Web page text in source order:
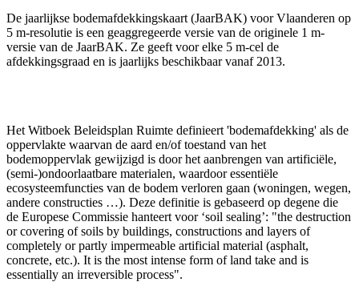
De jaarlijkse bodemafdekkingskaart (JaarBAK) voor Vlaanderen op
5 m-resolutie is een geaggregeerde versie van de originele 1 m-
versie van de JaarBAK. Ze geeft voor elke 5 m-cel de
afdekkingsgraad en is jaarlijks beschikbaar vanaf 2013.
Het Witboek Beleidsplan Ruimte definieert 'bodemafdekking' als de
oppervlakte waarvan de aard en/of toestand van het
bodemoppervlak gewijzigd is door het aanbrengen van artificiële,
(semi-)ondoorlaatbare materialen, waardoor essentiële
ecosysteemfuncties van de bodem verloren gaan (woningen, wegen,
andere constructies …). Deze definitie is gebaseerd op degene die
de Europese Commissie hanteert voor ‘soil sealing’: "the destruction
or covering of soils by buildings, constructions and layers of
completely or partly impermeable artificial material (asphalt,
concrete, etc.). It is the most intense form of land take and is
essentially an irreversible process".